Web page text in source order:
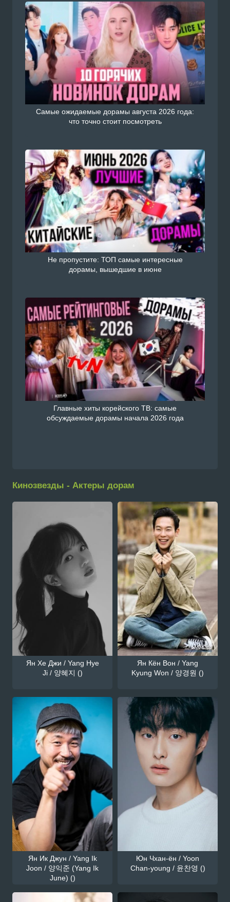
Самые ожидаемые дорамы августа 2026 года:
что точно стоит посмотреть
Не пропустите: ТОП самые интересные
дорамы, вышедшие в июне
Главные хиты корейского ТВ: самые
обсуждаемые дорамы начала 2026 года
Кинозвезды - Актеры дорам
Ян Хе Джи / Yang Hye
Ji / 양혜지 ()
Ян Кён Вон / Yang
Kyung Won / 양경원 ()
Ян Ик Джун / Yang Ik
Joon / 양익준 (Yang Ik
June) ()
Юн Чхан-ён / Yoon
Chan-young / 윤찬영 ()